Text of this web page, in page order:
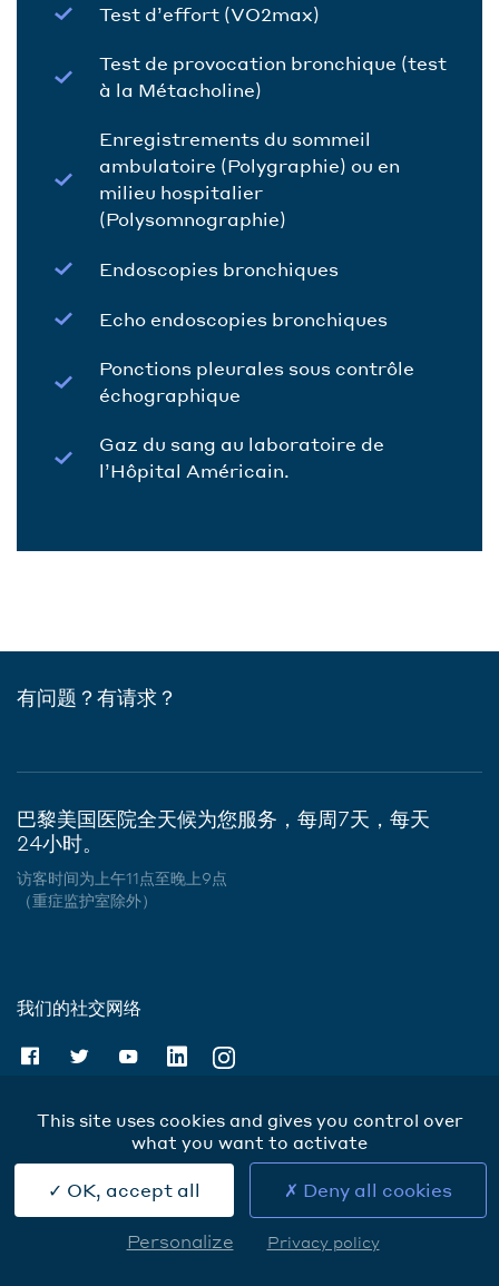
PNEUMOLOGIE Prendre rendez-vous
Test d’effort (VO2max)
Test de provocation bronchique (test
à la Métacholine)
Enregistrements du sommeil
ambulatoire (Polygraphie) ou en
milieu hospitalier
(Polysomnographie)
Endoscopies bronchiques
Echo endoscopies bronchiques
Ponctions pleurales sous contrôle
échographique
Gaz du sang au laboratoire de
l’Hôpital Américain.
有问题？有请求？
巴黎美国医院全天候为您服务，每周7天，每天
24小时。
访客时间为上午11点至晚上9点
（重症监护室除外）
我们的社交网络
Cookies
This site uses cookies and gives you control over
what you want to activate
OK, accept all Deny all cookies
Personalize Privacy policy